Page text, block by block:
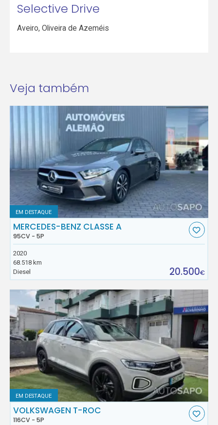
Selective Drive
Aveiro,Oliveira de Azeméis
Veja também
EM DESTAQUE
MERCEDES-BENZ CLASSE A
95CV - 5P
2020
68.518 km
Diesel
20.500€
EM DESTAQUE
VOLKSWAGEN T-ROC
116CV - 5P